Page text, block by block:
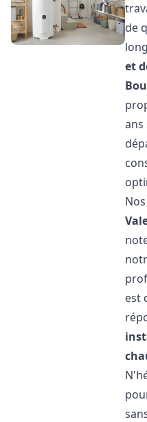
de
et
est